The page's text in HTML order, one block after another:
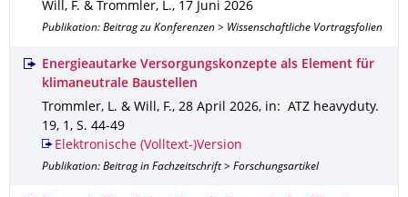
Will, F. & Trommler, L., 17 Juni 2026
Publikation: Beitrag zu Konferenzen > Wissenschaftliche Vortragsfolien
Energieautarke Versorgungskonzepte als Element für
klimaneutrale Baustellen
Trommler, L. & Will, F., 28 April 2026, in: ATZ heavyduty.
19, 1 , S. 44-49
Elektronische (Volltext-)Version
Publikation: Beitrag in Fachzeitschrift > Forschungsartikel